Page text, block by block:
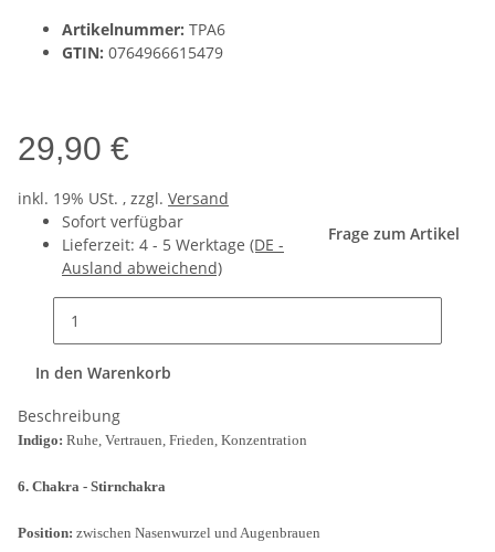
Artikelnummer: TPA6
GTIN: 0764966615479
29,90 €
inkl. 19% USt. , zzgl. Versand
Sofort verfügbar
Lieferzeit: 4 - 5 Werktage (DE -
Ausland abweichend)
Frage zum Artikel
In den Warenkorb
Beschreibung
Indigo: Ruhe, Vertrauen, Frieden, Konzentration
6. Chakra - Stirnchakra
Position: zwischen Nasenwurzel und Augenbrauen